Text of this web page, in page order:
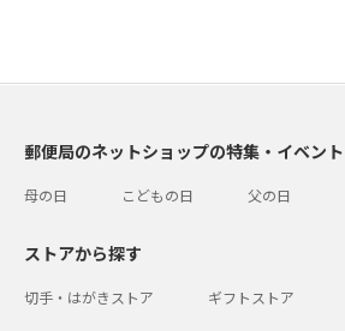
郵便局のネットショップの特集・イベント
母の日 こどもの日 父の日
ストアから探す
切手・はがきストア ギフトストア